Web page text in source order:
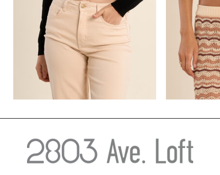
Μακρυμάνικη μαύρη ζακέτα –
MOLLY BRACKEN
€ 34.00
– MOLLY